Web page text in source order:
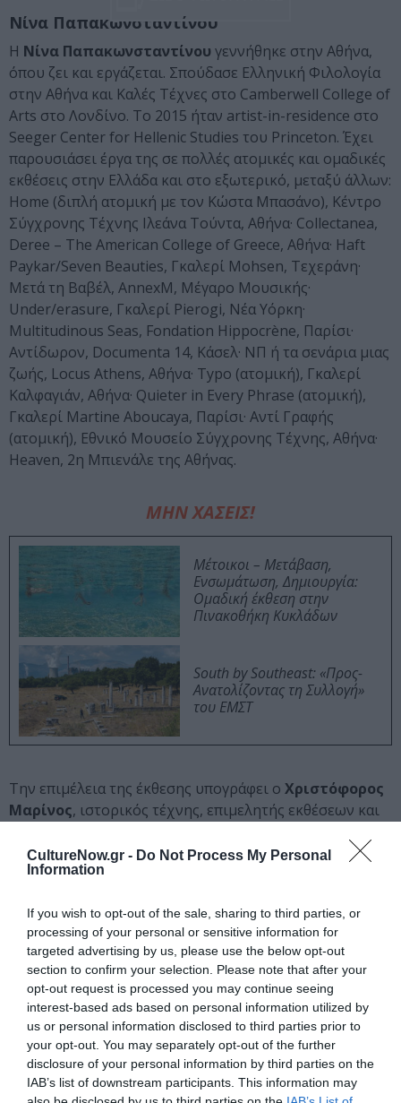
CultureNow.gr - Do Not Process My Personal
Information
If you wish to opt-out of the sale, sharing to third parties, or
processing of your personal or sensitive information for
targeted advertising by us, please use the below opt-out
section to confirm your selection. Please note that after your
opt-out request is processed you may continue seeing
interest-based ads based on personal information utilized by
us or personal information disclosed to third parties prior to
your opt-out. You may separately opt-out of the further
disclosure of your personal information by third parties on the
IAB’s list of downstream participants. This information may
Νίνα Παπακωνσταντίνου
Η Νίνα Παπακωνσταντίνου γεννήθηκε στην Αθήνα,
όπου ζει και εργάζεται. Σπούδασε Ελληνική Φιλολογία
στην Αθήνα και Καλές Τέχνες στο Camberwell College of
Arts στο Λονδίνο. Το 2015 ήταν artist-in-residence στο
Seeger Center for Hellenic Studies του Princeton. Έχει
παρουσιάσει έργα της σε πολλές ατομικές και ομαδικές
εκθέσεις στην Ελλάδα και στο εξωτερικό, μεταξύ άλλων:
Home (διπλή ατομική με τον Κώστα Μπασάνο), Κέντρο
Σύγχρονης Τέχνης Ιλεάνα Τούντα, Αθήνα· Collectanea,
Deree – The American College of Greece, Αθήνα· Haft
Paykar/Seven Beauties, Γκαλερί Mohsen, Τεχεράνη·
Μετά τη Βαβέλ, AnnexM, Μέγαρο Μουσικής·
Under/erasure, Γκαλερί Pierogi, Νέα Υόρκη·
Multitudinous Seas, Fondation Hippocrène, Παρίσι·
Αντίδωρον, Documenta 14, Κάσελ· ΝΠ ή τα σενάρια μιας
ζωής, Locus Athens, Αθήνα· Typo (ατομική), Γκαλερί
Καλφαγιάν, Αθήνα· Quieter in Every Phrase (ατομική),
Γκαλερί Martine Aboucaya, Παρίσι· Αντί Γραφής
(ατομική), Εθνικό Μουσείο Σύγχρονης Τέχνης, Αθήνα·
Heaven, 2η Μπιενάλε της Αθήνας.
ΜΗΝ ΧΑΣΕΙΣ!
Μέτοικοι – Μετάβαση,
Ενσωμάτωση, Δημιουργία:
Ομαδική έκθεση στην
Πινακοθήκη Κυκλάδων
South by Southeast: «Προς-
Ανατολίζοντας τη Συλλογή»
του ΕΜΣΤ
Την επιμέλεια της έκθεσης υπογράφει ο Χριστόφορος
Μαρίνος, ιστορικός τέχνης, επιμελητής εκθέσεων και
Κεντρική φωτογραφία θέματος: Walking Diary 14, 2016-
Ταυτότητα Εκδήλωσης
Ημερομηνία:
29/09/2022 Εως:
20/11/2022
Εγκαίνια: Πέμπτη 29 Σεπτεμβρίου 2022, 18:00-22:00
Ώρες λειτουργίας: Τρίτη - Παρασκευή 11:00 - 19:00,
Σάββατο - Κυριακή 10:00 - 16:00